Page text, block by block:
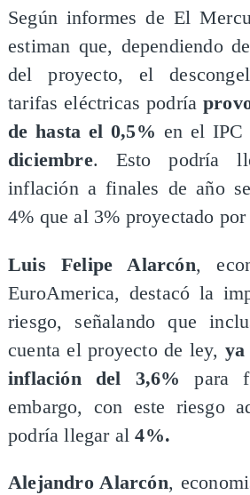
​Según informes de El
estiman que, dependiendo
del proyecto, el
tarifas eléctricas podría
de hasta el 0,5% en el
diciembre. Esto podría
inflación a finales de año
4% que al 3% proyectado
​Luis Felipe Alarcón,
EuroAmerica, destacó la
riesgo, señalando que
cuenta el proyecto de ley,ya
inflación del 3,6%para
embargo, con este riesgo
podría llegar al4%.
​Alejandro Alarcón,